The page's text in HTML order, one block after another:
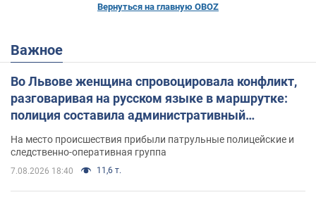
Вернуться на главную OBOZ
Важное
Во Львове женщина спровоцировала конфликт,
разговаривая на русском языке в маршрутке:
полиция составила административный
На место происшествия прибыли патрульные полицейские и
следственно-оперативная группа
7.08.2026 18:40 11,6 т.